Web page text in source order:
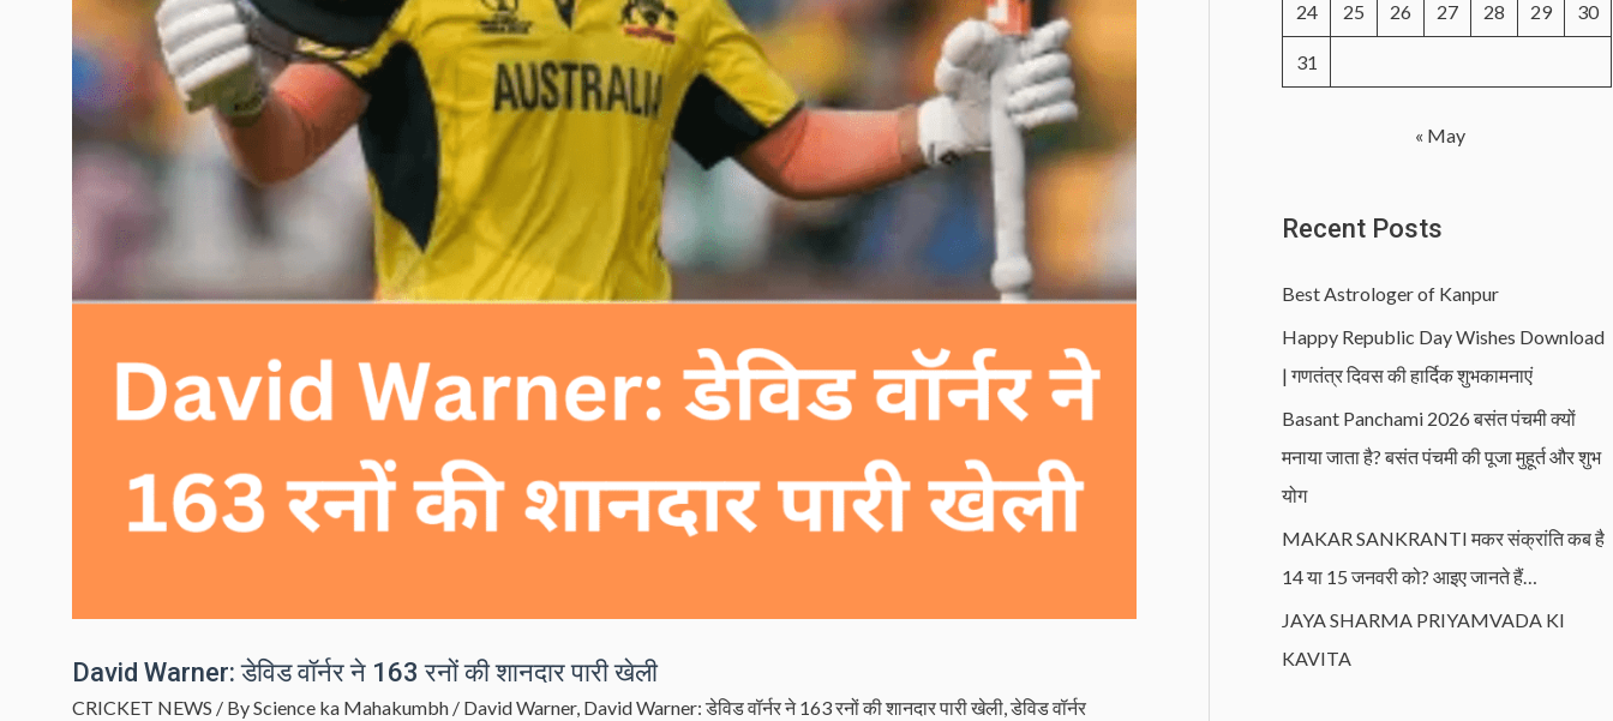
David Warner: डेविड वॉर्नर ने 163 रनों की शानदार पारी खेली
CRICKET NEWS / ByScience ka Mahakumbh / David Warner, David Warner: डेविड वॉर्नर ने 163 रनों की शानदार पारी खेली,डेविड वॉर्नर
24 25 26 27 28 29 30
31
« May
Recent Posts
Best Astrologer of Kanpur
Happy Republic Day Wishes Download
| गणतंत्र दिवस की हार्दिक शुभकामनाएं
Basant Panchami 2026 बसंत पंचमी क्यों
मनाया जाता है? बसंत पंचमी की पूजा मुहूर्त और शुभ
योग
MAKAR SANKRANTI मकर संक्रांति कब है
14 या 15 जनवरी को? आइए जानते हैं…
JAYA SHARMA PRIYAMVADA KI
KAVITA